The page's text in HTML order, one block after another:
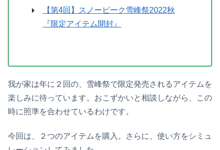
【第4回】スノーピーク雪峰祭2022秋
『限定アイテム開封』
我が家は年に２回の、雪峰祭で限定発売されるアイテムを
楽しみに待っています。おこずかいと相談しながら、この
時に照準を合わせているわけです。
今回は、２つのアイテムを購入。さらに、使い方をシミュ